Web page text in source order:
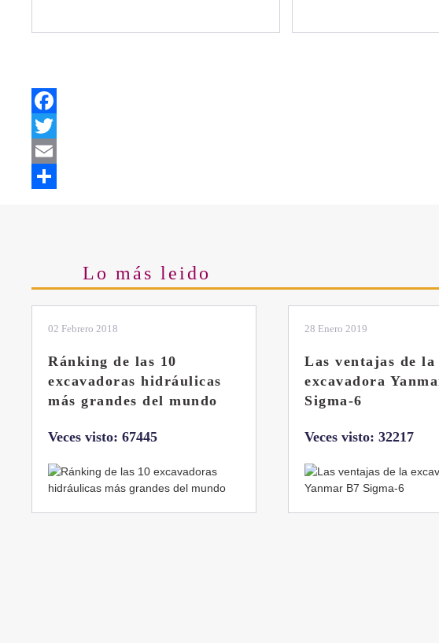
Facebook
Twitter
Email
Lo más leido
28 Enero 2019
Las ventajas de la
excavadora Yanmar B7
Sigma-6
Veces visto: 32217
11 Marzo 2019
El sistema SLGS de
Liebherr